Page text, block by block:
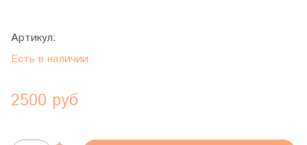
Артикул:
Есть в наличии
2500 руб